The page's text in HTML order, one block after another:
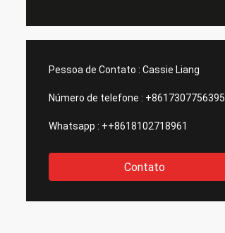
Pessoa de Contato : Cassie Liang
Número de telefone : +8617307756395
Whatsapp : ++8618102718961
Contato